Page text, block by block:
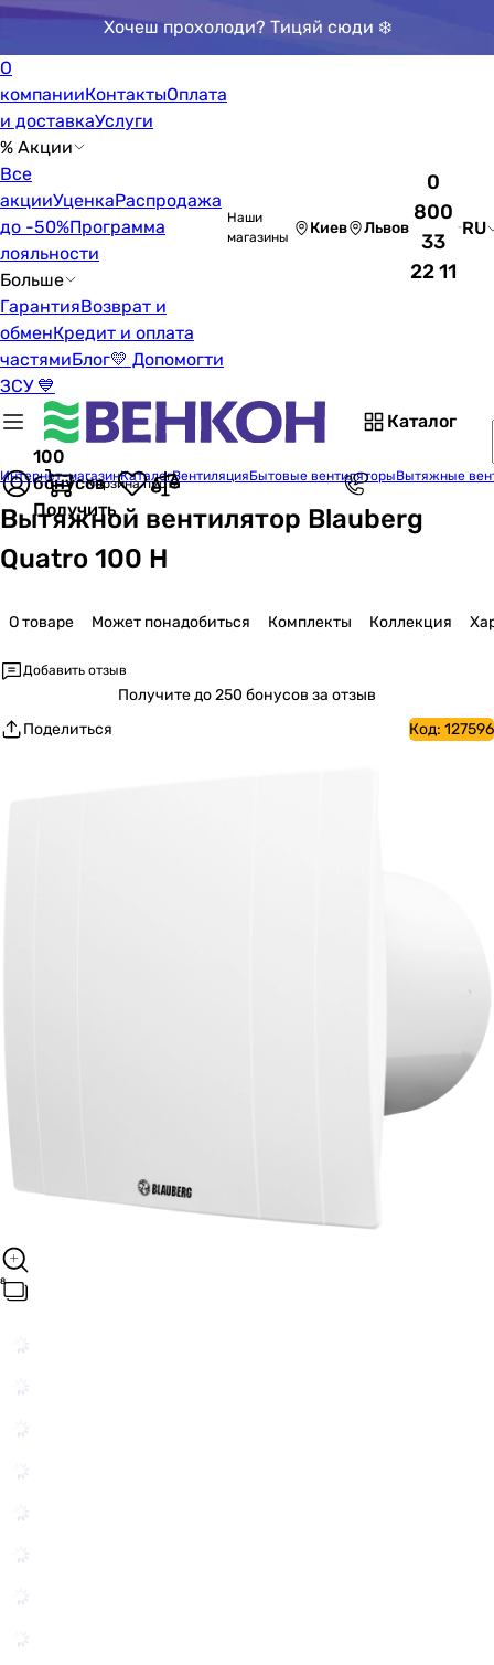
Хочеш прохолоди? Тицяй сюди ❄️
О
компанииКонтактыОплата
и доставкаУслуги
% Акции
Все
акцииУценкаРаспродажа
до -50%Программа
лояльности
Больше
ГарантияВозврат и
обменКредит и оплата
частямиБлог💛 Допомогти
ЗСУ 💙
Наши
магазины
Киев Львов
0
800
33
22 11
RU
Каталог
100
бонусов
Получить
Корзина пуста
Интернет-магазинКаталогВентиляцияБытовые вентиляторыВытяжные
Вытяжной вентилятор Blauberg
Quatro 100 H
О товаре Может понадобиться Комплекты Коллекция
Добавить отзыв
Получитедо 250 бонусов за отзыв
Поделиться
Код: 127596